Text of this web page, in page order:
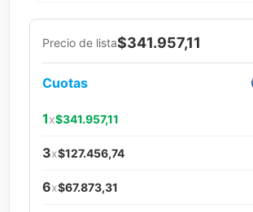
Precio de lista$341.957,11
Cuotas
1x$341.957,11
3x$127.456,74
6x$67.873,31